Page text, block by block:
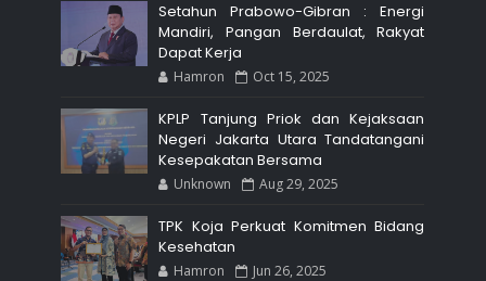
Setahun Prabowo-Gibran : Energi
Mandiri, Pangan Berdaulat, Rakyat
Dapat Kerja
Hamron Oct 15, 2025
KPLP Tanjung Priok dan Kejaksaan
Negeri Jakarta Utara Tandatangani
Kesepakatan Bersama
Unknown Aug 29, 2025
TPK Koja Perkuat Komitmen Bidang
Kesehatan
Hamron Jun 26, 2025